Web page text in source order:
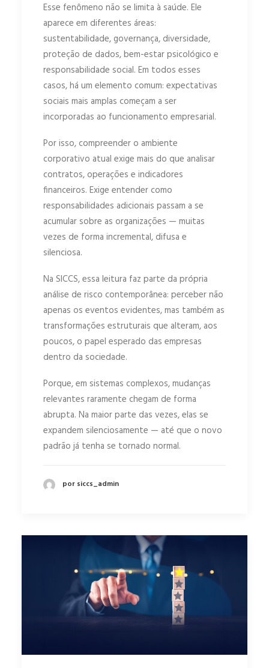
Esse fenômeno não se limita à saúde. Ele
aparece em diferentes áreas:
sustentabilidade, governança, diversidade,
proteção de dados, bem-estar psicológico e
responsabilidade social. Em todos esses
casos, há um elemento comum: expectativas
sociais mais amplas começam a ser
incorporadas ao funcionamento empresarial.
Por isso, compreender o ambiente
corporativo atual exige mais do que analisar
contratos, operações e indicadores
financeiros. Exige entender como
responsabilidades adicionais passam a se
acumular sobre as organizações — muitas
vezes de forma incremental, difusa e
silenciosa.
Na SICCS, essa leitura faz parte da própria
análise de risco contemporânea: perceber não
apenas os eventos evidentes, mas também as
transformações estruturais que alteram, aos
poucos, o papel esperado das empresas
dentro da sociedade.
Porque, em sistemas complexos, mudanças
relevantes raramente chegam de forma
abrupta. Na maior parte das vezes, elas se
expandem silenciosamente — até que o novo
padrão já tenha se tornado normal.
por siccs_admin